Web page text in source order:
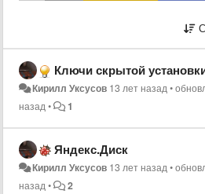
Ключи скрытой
Кирилл Уксусов 13 лет назад•
назад• 1
Яндекс.Диск
Кирилл Уксусов 13 лет назад•
назад• 2